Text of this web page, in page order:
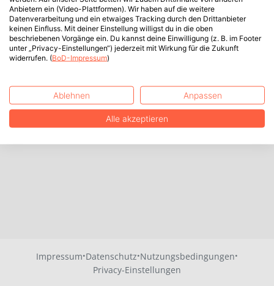
Impressum·Datenschutz·Nutzungsbedingungen·
Privacy-Einstellungen
Anbietern ein (Video-Plattformen). Wir haben auf die weitere
Datenverarbeitung und ein etwaiges Tracking durch den Drittanbieter
keinen Einfluss. Mit deiner Einstellung willigst du in die oben
beschriebenen Vorgänge ein. Du kannst deine Einwilligung (z. B. im Footer
unter „Privacy-Einstellungen“) jederzeit mit Wirkung für die Zukunft
widerrufen. (BoD-Impressum)
Ablehnen Anpassen
Alle akzeptieren